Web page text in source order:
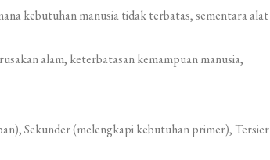
kebutuhan manusia tidak terbatas, sementara alat
alam, keterbatasan kemampuan manusia,
Sekunder (melengkapi kebutuhan primer), Tersier